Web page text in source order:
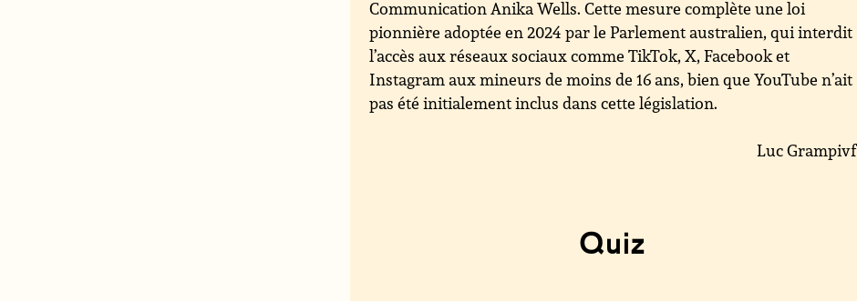
Communication Anika Wells. Cette mesure complète une loi
pionnière adoptée en 2024 par le Parlement australien, qui interdit
l’accès aux réseaux sociaux comme TikTok, X, Facebook et
Instagram aux mineurs de moins de 16 ans, bien que YouTube n’ait
pas été initialement inclus dans cette législation.
Luc Grampivf
Quiz